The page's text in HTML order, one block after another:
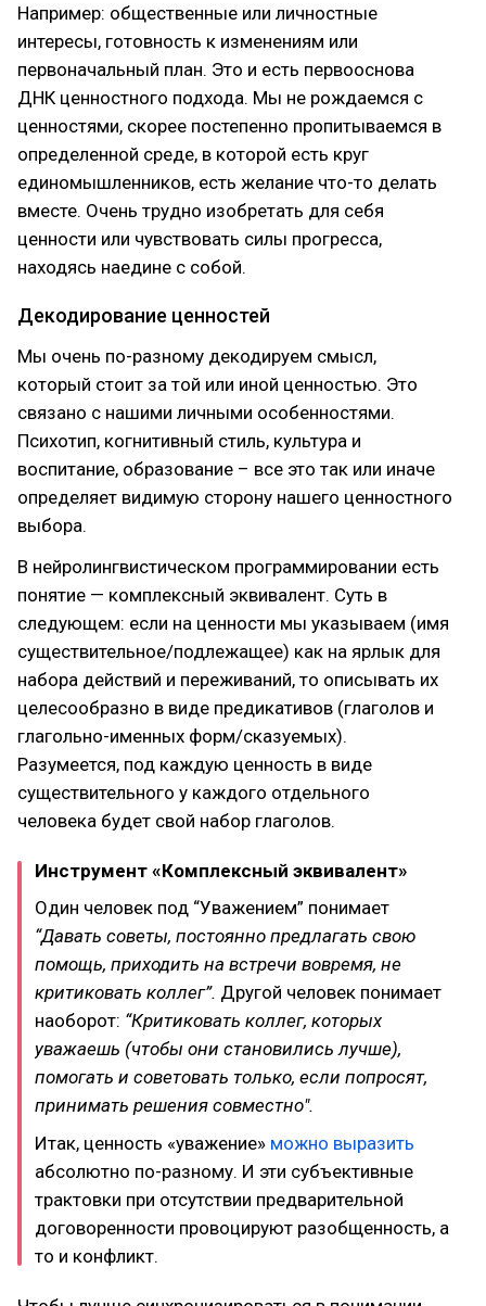
Например: общественные или личностные
интересы, готовность к изменениям или
первоначальный план. Это и есть первооснова
ДНК ценностного подхода. Мы не рождаемся с
ценностями, скорее постепенно пропитываемся в
определенной среде, в которой есть круг
единомышленников, есть желание что-то делать
вместе. Очень трудно изобретать для себя
ценности или чувствовать силы прогресса,
находясь наедине с собой.
Декодирование ценностей
Мы очень по-разному декодируем смысл,
который стоит за той или иной ценностью. Это
связано с нашими личными особенностями.
Психотип, когнитивный стиль, культура и
воспитание, образование – все это так или иначе
определяет видимую сторону нашего ценностного
выбора.
В нейролингвистическом программировании есть
понятие — комплексный эквивалент. Суть в
следующем: если на ценности мы указываем (имя
существительное/подлежащее) как на ярлык для
набора действий и переживаний, то описывать их
целесообразно в виде предикативов (глаголов и
глагольно-именных форм/сказуемых).
Разумеется, под каждую ценность в виде
существительного у каждого отдельного
человека будет свой набор глаголов.
Инструмент «Комплексный эквивалент»
Один человек под “Уважением” понимает
“Давать советы, постоянно предлагать свою
помощь, приходить на встречи вовремя, не
критиковать коллег”. Другой человек понимает
наоборот: “Критиковать коллег, которых
уважаешь (чтобы они становились лучше),
помогать и советовать только, если попросят,
принимать решения совместно".
Итак, ценность «уважение» можно выразить
абсолютно по-разному. И эти субъективные
трактовки при отсутствии предварительной
договоренности провоцируют разобщенность, а
то и конфликт.